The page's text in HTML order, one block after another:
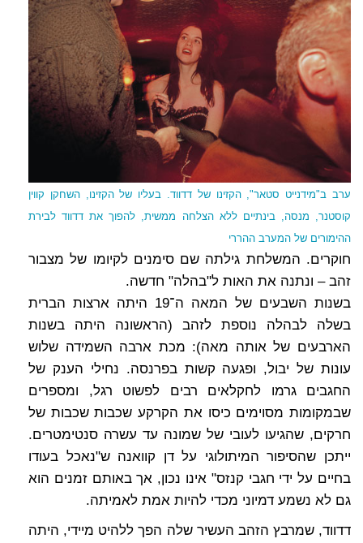
ערב ב"מידנייט סטאר", הקזינו של דדווד. בעליו של הקזינו, השחקן קווין
קוסטנר, מנסה, בינתיים ללא הצלחה ממשית, להפוך את דדווד לבירת
ההימורים של המערב ההררי
חוקרים. המשלחת גילתה שם סימנים לקיומו של מצבור
זהב – ונתנה את האות ל"בהלה" חדשה.
בשנות השבעים של המאה ה־19 היתה ארצות הברית
בשלה לבהלה נוספת לזהב (הראשונה היתה בשנות
הארבעים של אותה מאה): מכת ארבה השמידה שלוש
עונות של יבול, ופגעה קשות בפרנסה. נחילי הענק של
החגבים גרמו לחקלאים רבים לפשוט רגל, ומספרים
שבמקומות מסוימים כיסו את הקרקע שכבות שכבות של
חרקים, שהגיעו לעובי של שמונה עד עשרה סנטימטרים.
ייתכן שהסיפור המיתולוגי על דן קוואנה ש"נאכל בעודו
בחיים על ידי חגבי קנזס" אינו נכון, אך באותם זמנים הוא
גם לא נשמע דמיוני מכדי להיות אמת לאמיתה.
דדווד, שמרבץ הזהב העשיר שלה הפך ללהיט מיידי, היתה